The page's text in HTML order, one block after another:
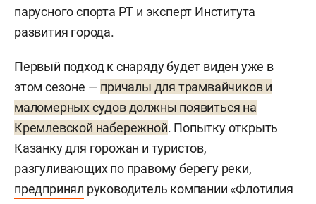
парусного спорта РТ и эксперт Института
развития города.
Первый подход к снаряду будет виден уже в
этом сезоне — причалы для трамвайчиков и
маломерных судов должны появиться на
Кремлевской набережной. Попытку открыть
Казанку для горожан и туристов,
разгуливающих по правому берегу реки,
предпринял руководитель компании «Флотилия